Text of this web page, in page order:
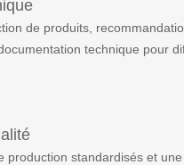
de produits,
technique pour
production standardisés et